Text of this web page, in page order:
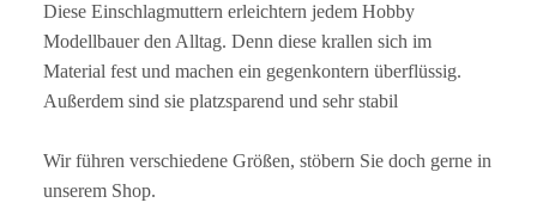
Diese Einschlagmuttern erleichtern jedem Hobby
Modellbauer den Alltag. Denn diese krallen sich im
Material fest und machen ein gegenkontern überflüssig.
Außerdem sind sie platzsparend und sehr stabil
Wir führen verschiedene Größen, stöbern Sie doch gerne in
unserem Shop.